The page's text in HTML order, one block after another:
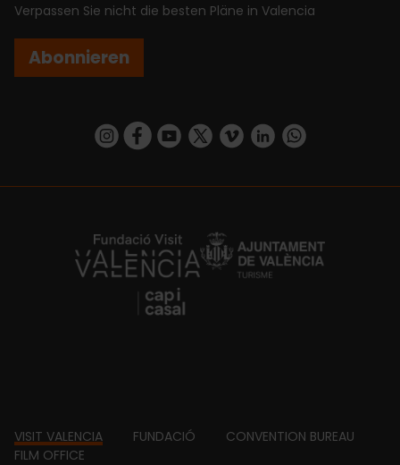
Verpassen Sie nicht die besten Pläne in Valencia
Abonnieren
https://www.instagram.com/visit_valencia/
https://www.facebook.com/
https://www.youtube.com/user/
https://twitter.com/_VivaValencia
https://vimeo.com/
https://www.linkedin.com/company/turismo-valencia/https://api.whatsapp.com/send/
https://fundacion.visitvalencia.com/
Footer
VISIT VALENCIA FUNDACIÓ
CONVENTION BUREAU
FILM OFFICE